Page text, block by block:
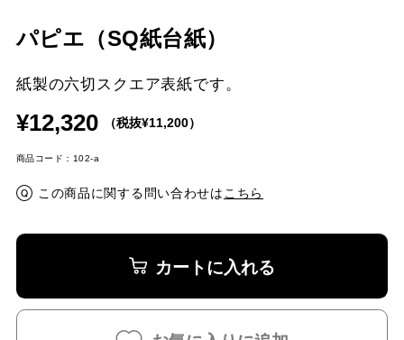
パピエ（SQ紙台紙）
紙製の六切スクエア表紙です。
¥12,320 （税抜¥11,200）
商品コード：102-a
この商品に関する問い合わせはこちら
カートに入れる